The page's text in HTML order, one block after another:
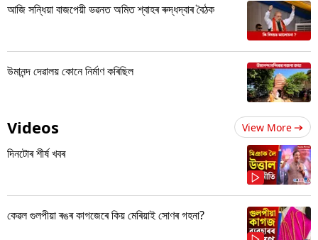
আজি সন্ধিয়া বাজপেয়ী ভৱনত অমিত শ্বাহৰ ৰুদ্ধদ্বাৰ বৈঠক
উমানন্দ দেৱালয় কোনে নিৰ্মাণ কৰিছিল
Videos View More
দিনটোৰ শীৰ্ষ খবৰ
কেৱল গুলপীয়া ৰঙৰ কাগজেৰে কিয় মেৰিয়াই সোণৰ গহনা?